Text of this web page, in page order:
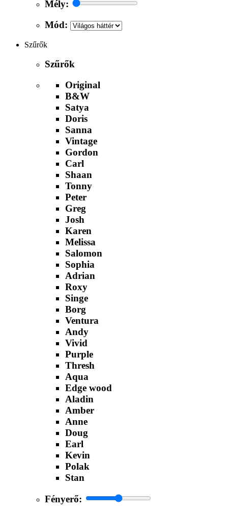
Mély:
Mód:
Szűrők
Szűrők
Original
B&W
Satya
Doris
Sanna
Vintage
Gordon
Carl
Shaan
Tonny
Peter
Greg
Josh
Karen
Melissa
Salomon
Sophia
Adrian
Roxy
Singe
Borg
Ventura
Andy
Vivid
Purple
Thresh
Aqua
Edge wood
Aladin
Amber
Anne
Doug
Earl
Kevin
Polak
Stan
Fényerő: